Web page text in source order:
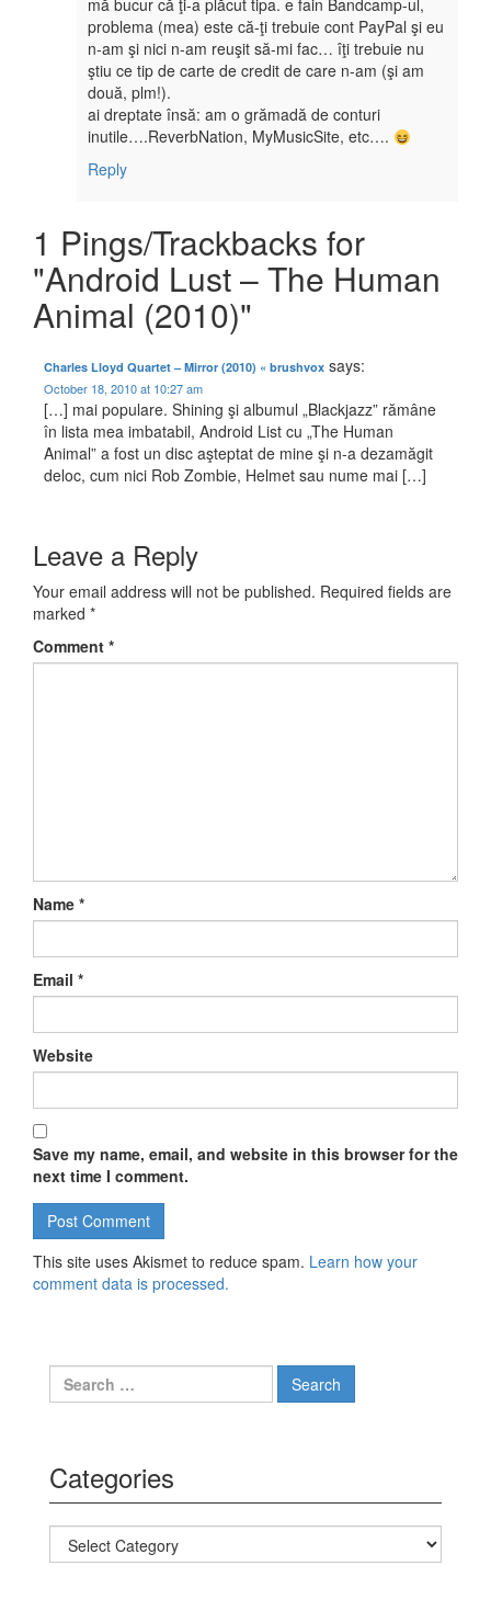
mă bucur că ţi-a plăcut tipa. e fain Bandcamp-ul,
problema (mea) este că-ţi trebuie cont PayPal şi eu
n-am şi nici n-am reuşit să-mi fac… îţi trebuie nu
ştiu ce tip de carte de credit de care n-am (şi am
două, plm!).
ai dreptate însă: am o grămadă de conturi
inutile….ReverbNation, MyMusicSite, etc….
Reply
1 Pings/Trackbacks for
"Android Lust – The Human
Animal (2010)"
Charles Lloyd Quartet – Mirror (2010) « brushvox says:
October 18, 2010 at 10:27 am
[…] mai populare. Shining şi albumul „Blackjazz” rămâne
în lista mea imbatabil, Android List cu „The Human
Animal” a fost un disc aşteptat de mine şi n-a dezamăgit
deloc, cum nici Rob Zombie, Helmet sau nume mai […]
Leave a Reply
Your email address will not be published. Required fields are
marked *
Comment *
Name *
Email *
Website
Save my name, email, and website in this browser for the
next time I comment.
This site uses Akismet to reduce spam. Learn how your
comment data is processed.
Search for:
Categories
Categories